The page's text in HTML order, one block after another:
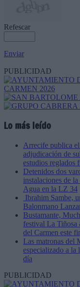
Refescar
Enviar
PUBLICIDAD
Lo más leído
Arrecife publica
adjudicación de
estudios reglados
Detenidos dos
instalaciones de
Agua en la LZ 34
Ibrahim Sambe,
Balonmano
Bustamante,
festival La Tiñosa
del Carmen este
Las matronas del
especializado a la
día
PUBLICIDAD